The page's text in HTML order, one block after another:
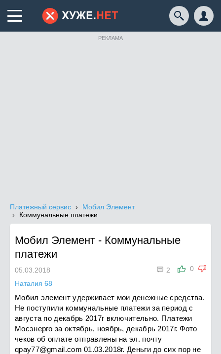
РЕКЛАМА
Платежный сервис
Мобил Элемент
Коммунальные платежи
Мобил Элемент - Коммунальные
платежи
0
 2
05.03.2018
Наталия 68
Мобил элемент удерживает мои денежные средства.
Не поступили коммунальные платежи за период с
августа по декабрь 2017г включительно. Платежи
Мосэнерго за октябрь, ноябрь, декабрь 2017г. Фото
чеков об оплате отправлены на эл. почту
qpay77@gmail.com 01.03.2018г. Деньги до сих пор не